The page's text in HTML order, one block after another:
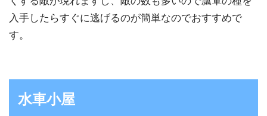
入手したらすぐに逃げるのが簡単なのでおすすめで
す。
水車小屋